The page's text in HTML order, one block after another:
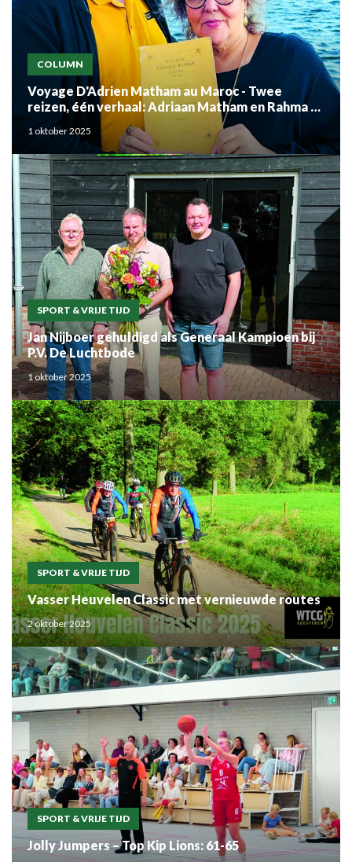
COLUMN
Voyage D'Adrien Matham au Maroc - Twee
reizen, één verhaal: Adriaan Matham en Rahma el
Mouden
1 oktober 2025
SPORT & VRIJE TIJD
Jan Nijboer gehuldigd als Generaal Kampioen bij
P.V. De Luchtbode
1 oktober 2025
SPORT & VRIJE TIJD
Vasser Heuvelen Classic met vernieuwde routes
2 oktober 2025
SPORT & VRIJE TIJD
Jolly Jumpers – Top Kip Lions: 61-65